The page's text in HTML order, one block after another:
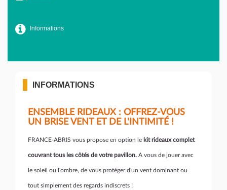
Informations
INFORMATIONS
ENSEMBLE RIDEAUX : OFFREZ-VOUS
UN BRISE VENT ET DE L'INTIMITÉ !
FRANCE-ABRIS vous propose en option le kit rideaux complet
couvrant tous les côtés de votre pavillon. A vous de jouer avec
le soleil ou l'ombre, de vous protéger d'un vent dominant ou
tout simplement des regards indiscrets !